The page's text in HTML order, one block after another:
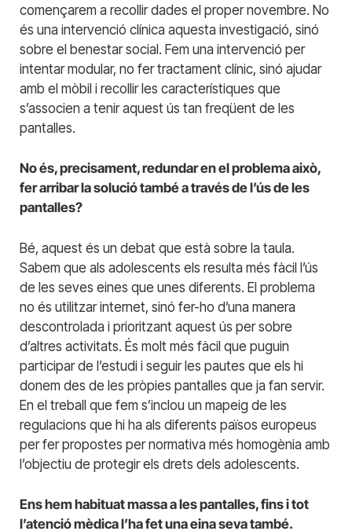
començarem a recollir dades el proper novembre. No
és una intervenció clínica aquesta investigació, sinó
sobre el benestar social. Fem una intervenció per
intentar modular, no fer tractament clínic, sinó ajudar
amb el mòbil i recollir les característiques que
s’associen a tenir aquest ús tan freqüent de les
pantalles.
No és, precisament, redundar en el problema això,
fer arribar la solució també a través de l’ús de les
pantalles?
Bé, aquest és un debat que està sobre la taula.
Sabem que als adolescents els resulta més fàcil l’ús
de les seves eines que unes diferents. El problema
no és utilitzar internet, sinó fer-ho d’una manera
descontrolada i prioritzant aquest ús per sobre
d’altres activitats. És molt més fàcil que puguin
participar de l’estudi i seguir les pautes que els hi
donem des de les pròpies pantalles que ja fan servir.
En el treball que fem s’inclou un mapeig de les
regulacions que hi ha als diferents països europeus
per fer propostes per normativa més homogènia amb
l’objectiu de protegir els drets dels adolescents.
Ens hem habituat massa a les pantalles, fins i tot
l’atenció mèdica l’ha fet una eina seva també.